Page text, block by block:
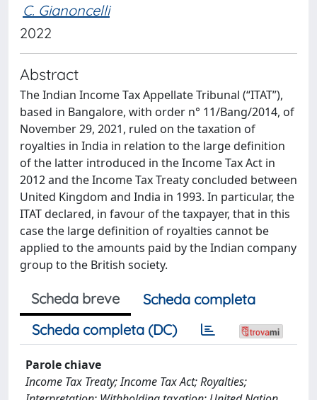
C. Gianoncelli
2022
Abstract
The Indian Income Tax Appellate Tribunal (“ITAT”),
based in Bangalore, with order n° 11/Bang/2014, of
November 29, 2021, ruled on the taxation of
royalties in India in relation to the large definition
of the latter introduced in the Income Tax Act in
2012 and the Income Tax Treaty concluded between
United Kingdom and India in 1993. In particular, the
ITAT declared, in favour of the taxpayer, that in this
case the large definition of royalties cannot be
applied to the amounts paid by the Indian company
group to the British society.
Scheda breve
Scheda completa
Scheda completa (DC)
Parole chiave
Income Tax Treaty; Income Tax Act; Royalties;